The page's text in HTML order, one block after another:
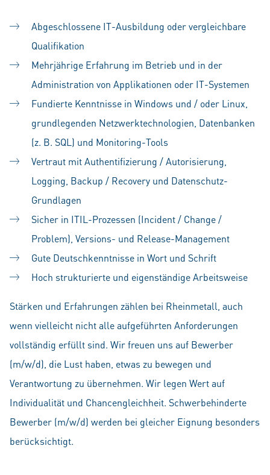
Abgeschlossene IT-Ausbildung oder vergleichbare
Qualifikation
Mehrjährige Erfahrung im Betrieb und in der
Administration von Applikationen oder IT-Systemen
Fundierte Kenntnisse in Windows und / oder Linux,
grundlegenden Netzwerktechnologien, Datenbanken
(z. B. SQL) und Monitoring-Tools
Vertraut mit Authentifizierung / Autorisierung,
Logging, Backup / Recovery und Datenschutz-
Grundlagen
Sicher in ITIL-Prozessen (Incident / Change /
Problem), Versions- und Release-Management
Gute Deutschkenntnisse in Wort und Schrift
Hoch strukturierte und eigenständige Arbeitsweise
Stärken und Erfahrungen zählen bei Rheinmetall, auch
wenn vielleicht nicht alle aufgeführten Anforderungen
vollständig erfüllt sind. Wir freuen uns auf Bewerber
(m/w/d), die Lust haben, etwas zu bewegen und
Verantwortung zu übernehmen. Wir legen Wert auf
Individualität und Chancengleichheit. Schwerbehinderte
Bewerber (m/w/d) werden bei gleicher Eignung besonders
berücksichtigt.